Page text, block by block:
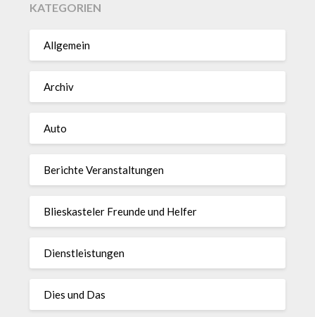
KATEGORIEN
Allgemein
Archiv
Auto
Berichte Veranstaltungen
Blieskasteler Freunde und Helfer
Dienstleistungen
Dies und Das